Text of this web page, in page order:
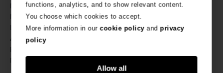
functions, analytics, and to show relevant content.
You choose which cookies to accept.
More information in ourcookie policyand privacy
policy
Allow all
No. de artículo: 635539
Marca: Van Gogh Museum
Length: 40 cm
Ancho:
Peso:
Material: